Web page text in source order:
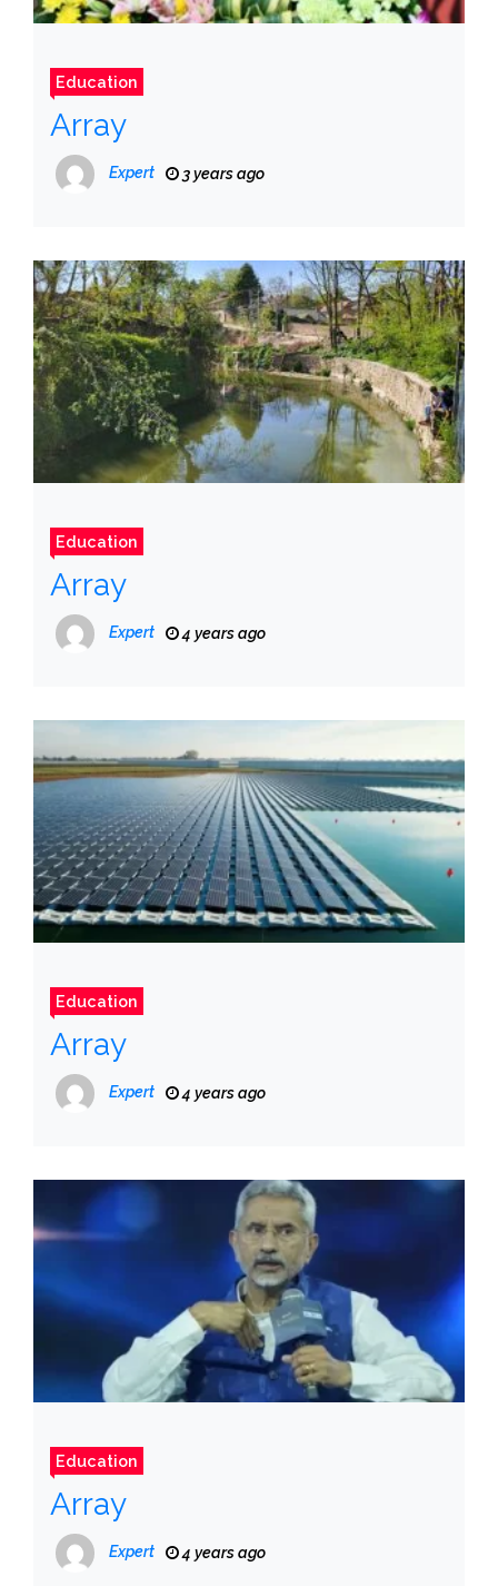
Education
Array
Expert 3 years ago
Education
Array
Expert 4 years ago
Education
Array
Expert 4 years ago
Education
Array
Expert 4 years ago